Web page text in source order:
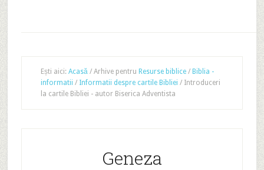
Ești aici: Acasă /Arhive pentru Resurse biblice / Biblia -
informatii / Informatii despre cartile Bibliei /Introduceri
la cartile Bibliei - autor Biserica Adventista
Geneza